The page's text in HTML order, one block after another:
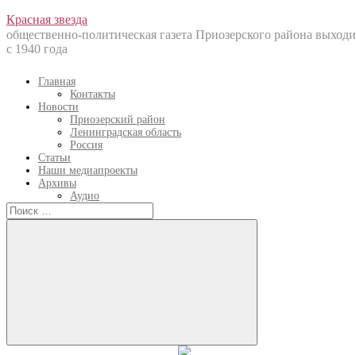
Перейти
к
содержанию
Красная звезда
общественно-политическая газета Приозерского района
с 1940 года
Главная
Контакты
Новости
Приозерский район
Ленинградская область
Россия
Статьи
Наши медиапроекты
Архивы
Аудио
Искать:
Искать